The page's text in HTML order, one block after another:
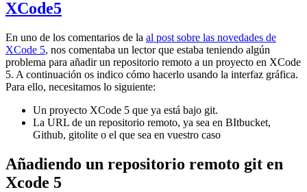
XCode5
En uno de los comentarios de la al post sobre las novedades de
XCode 5, nos comentaba un lector que estaba teniendo algún
problema para añadir un repositorio remoto a un proyecto en XCode
5. A continuación os indico cómo hacerlo usando la interfaz gráfica.
Para ello, necesitamos lo siguiente:
Un proyecto XCode 5 que ya está bajo git.
La URL de un repositorio remoto, ya sea en BItbucket,
Github, gitolite o el que sea en vuestro caso
Añadiendo un repositorio remoto git en
Xcode 5